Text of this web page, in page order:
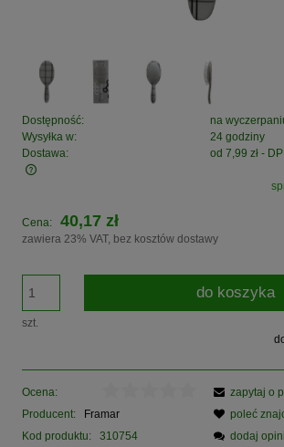
Dostępność:
na
Wysyłka w:
24 godziny
Dostawa:
od 7,99 zł -
Cena nie zawiera ewentualnych kosztów
Cena: 40,17 zł
zawiera 23% VAT, bez kosztów dostawy
szt.
do koszyka
Ocena:
Producent:
Framar
Kod produktu:
310754
zapytaj o
poleć
dodaj